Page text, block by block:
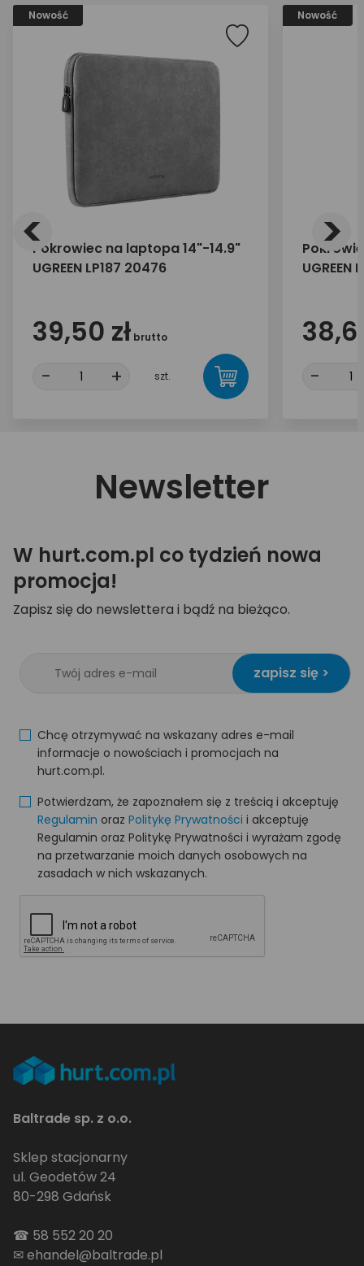
Nowość
Pokrowiec na laptopa 14"-14.9"
UGREEN LP187 20476
39,50 zł brutto
- + szt.
Nowość
UGREEN
-
< >
Newsletter
W hurt.com.pl co tydzień nowa
promocja!
Zapisz się do newslettera i bądź na bieżąco.
zapisz się >
Chcę otrzymywać na wskazany adres e-mail
informacje o nowościach i promocjach na
hurt.com.pl.
Potwierdzam, że zapoznałem się z treścią i akceptuję
Regulamin oraz Politykę Prywatności i akceptuję
Regulamin oraz Politykę Prywatności i wyrażam zgodę
na przetwarzanie moich danych osobowych na
zasadach w nich wskazanych.
Baltrade sp. z o.o.
Sklep stacjonarny
ul. Geodetów 24
80-298 Gdańsk
☎ 58 552 20 20
✉ehandel@baltrade.pl